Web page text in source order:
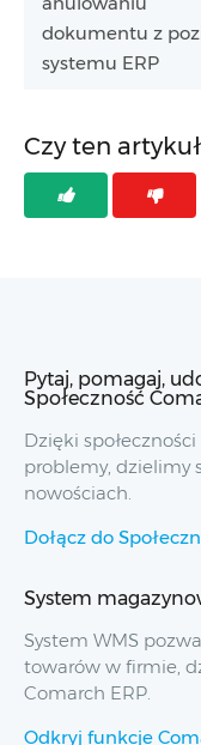
dokumentu z
systemu ERP
Czy ten
Pytaj, pomagaj,
Społeczność
Dzięki
problemy, dzielimy
nowościach.
Dołącz do
System
System WMS
towarów w firmie,
Comarch ERP.
Odkryj funkcje